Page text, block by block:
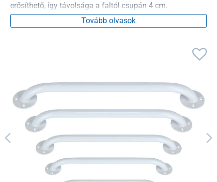
erősíthető, így távolsága a faltól csupán 4 cm.
Tovább olvasok